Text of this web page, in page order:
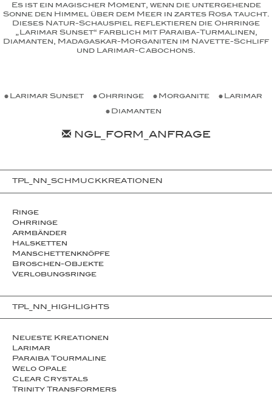
Es ist ein magischer Moment, wenn die untergehende
Sonne den Himmel über dem Meer in zartes Rosa taucht.
Dieses Natur-Schauspiel reflektieren die Ohrringe
„Larimar Sunset“ farblich mit Paraiba-Turmalinen,
Diamanten, Madagaskar-Morganiten im Navette-Schliff
und Larimar-Cabochons.
Larimar Sunset Ohrringe Morganite
Larimar
Diamanten
NGL_FORM_ANFRAGE
TPL_NN_SCHMUCKKREATIONEN
Ringe
Ohrringe
Armbänder
Halsketten
Man­schet­ten­­knöpfe
Broschen-Objekte
Ver­lo­bungs­­ringe
TPL_NN_HIGHLIGHTS
Neueste Kreationen
Larimar
Paraiba Tourmaline
Welo Opale
Clear Crystals
Trinity Transformers